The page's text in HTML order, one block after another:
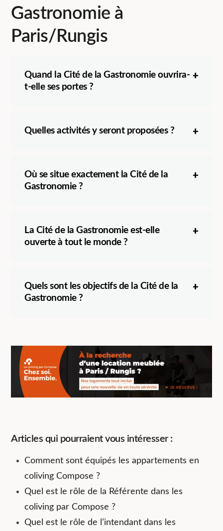
Gastronomie à
Paris/Rungis
Quand la Cité de la Gastronomie ouvrira-
t-elle ses portes ?
Quelles activités y seront proposées ?
Où se situe exactement la Cité de la
Gastronomie ?
La Cité de la Gastronomie est-elle
ouverte à tout le monde ?
Quels sont les objectifs de la Cité de la
Gastronomie ?
Articles qui pourraient vous intéresser :
Comment sont équipés les appartements en
coliving Compose ?
Quel est le rôle de la Référente dans les
coliving par Compose ?
Quel est le rôle de l’intendant dans les